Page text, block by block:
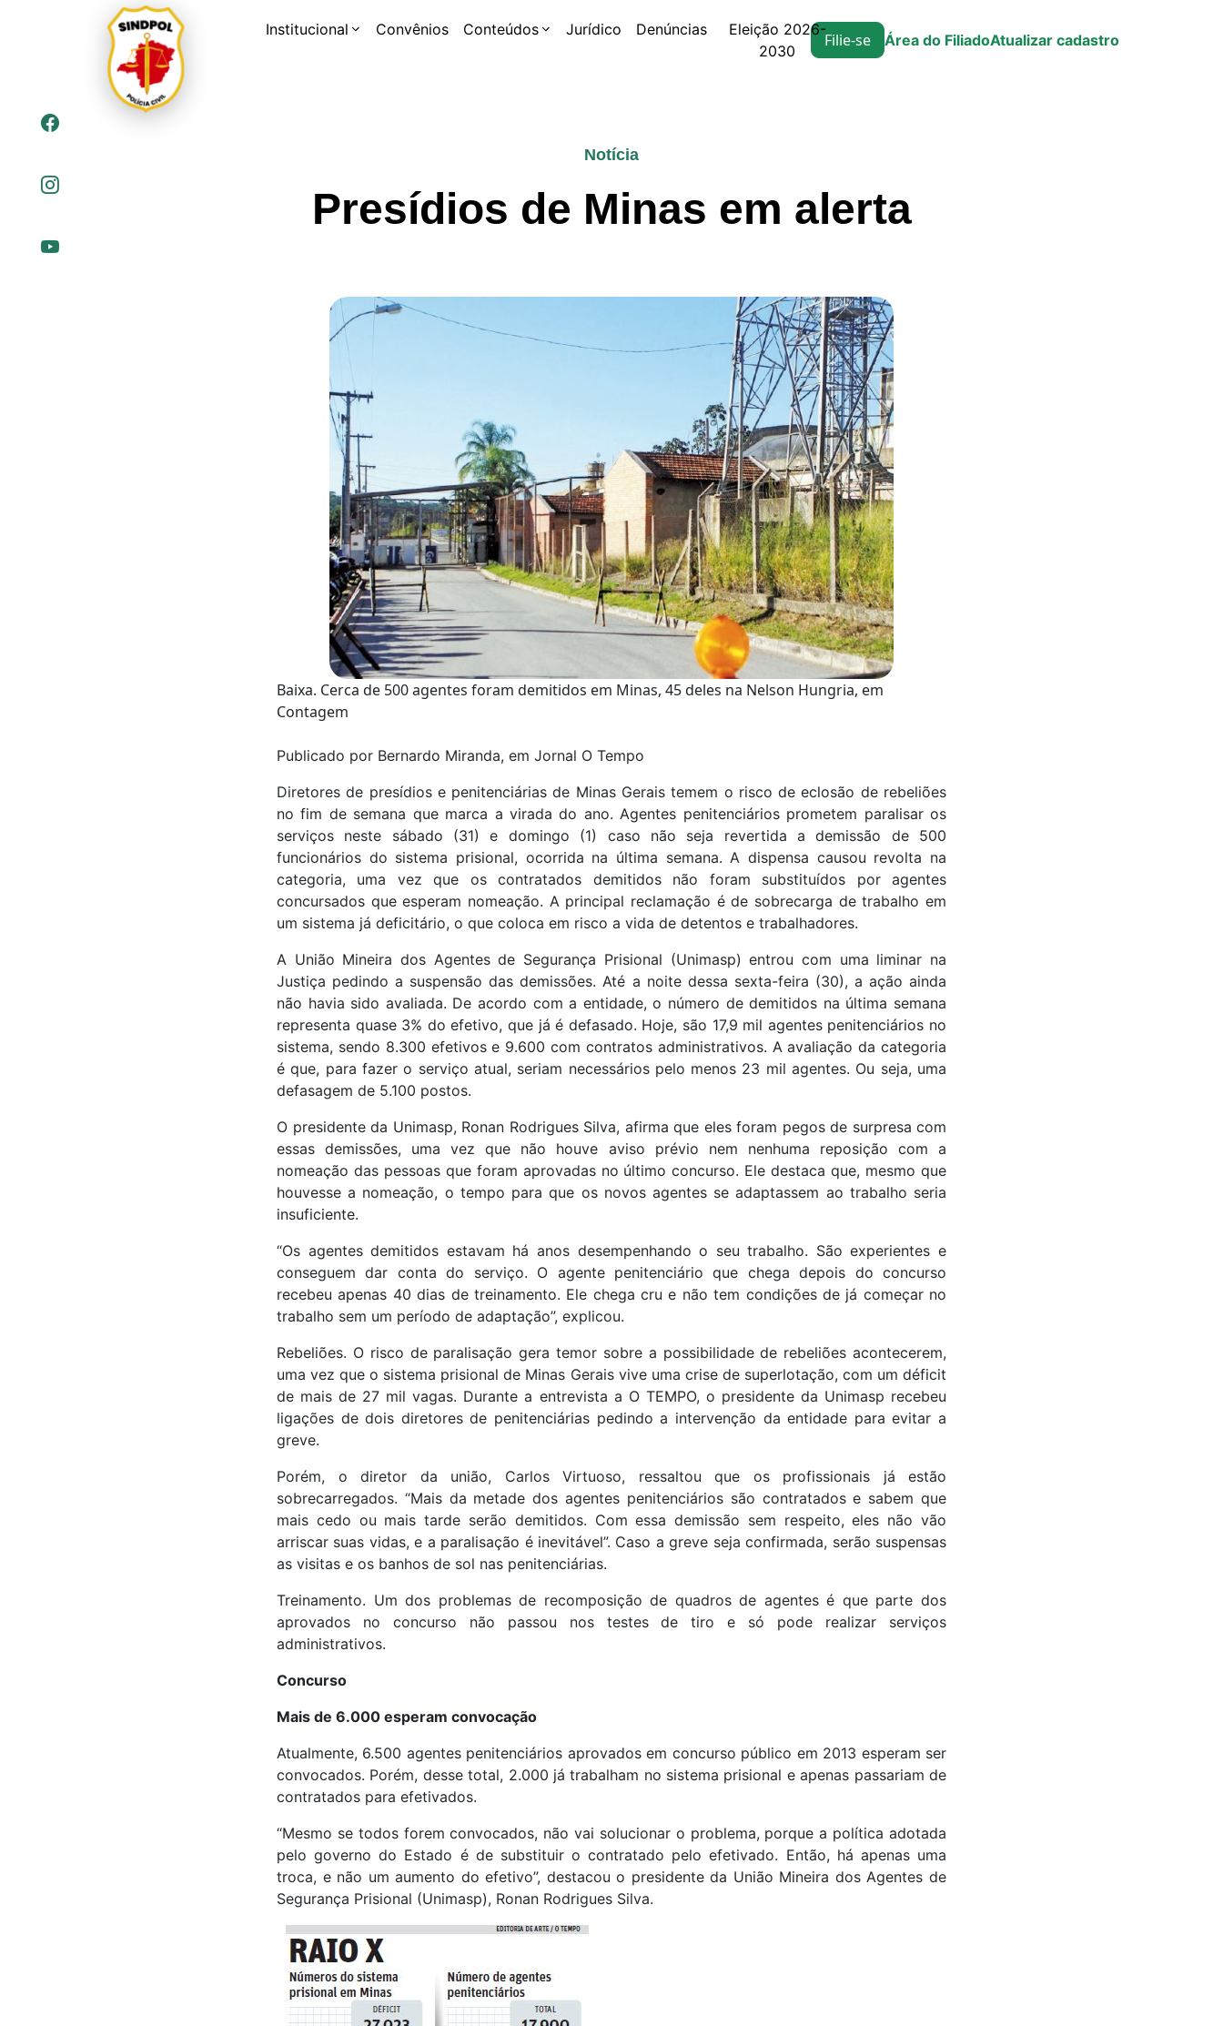
Institucional Convênios Conteúdos Jurídico Denúncias
Eleição 2026-
2030
Filie-se Área do FiliadoAtualizar cadastro
Notícia
Presídios de Minas em alerta
Baixa. Cerca de 500 agentes foram demitidos em Minas, 45 deles na Nelson Hungria, em
Contagem
Publicado por Bernardo Miranda, em Jornal O Tempo
Diretores de presídios e penitenciárias de Minas Gerais temem o risco de eclosão de rebeliões
no fim de semana que marca a virada do ano. Agentes penitenciários prometem paralisar os
serviços neste sábado (31) e domingo (1) caso não seja revertida a demissão de 500
funcionários do sistema prisional, ocorrida na última semana. A dispensa causou revolta na
categoria, uma vez que os contratados demitidos não foram substituídos por agentes
concursados que esperam nomeação. A principal reclamação é de sobrecarga de trabalho em
um sistema já deficitário, o que coloca em risco a vida de detentos e trabalhadores.
A União Mineira dos Agentes de Segurança Prisional (Unimasp) entrou com uma liminar na
Justiça pedindo a suspensão das demissões. Até a noite dessa sexta-feira (30), a ação ainda
não havia sido avaliada. De acordo com a entidade, o número de demitidos na última semana
representa quase 3% do efetivo, que já é defasado. Hoje, são 17,9 mil agentes penitenciários no
sistema, sendo 8.300 efetivos e 9.600 com contratos administrativos. A avaliação da categoria
é que, para fazer o serviço atual, seriam necessários pelo menos 23 mil agentes. Ou seja, uma
defasagem de 5.100 postos.
O presidente da Unimasp, Ronan Rodrigues Silva, afirma que eles foram pegos de surpresa com
essas demissões, uma vez que não houve aviso prévio nem nenhuma reposição com a
nomeação das pessoas que foram aprovadas no último concurso. Ele destaca que, mesmo que
houvesse a nomeação, o tempo para que os novos agentes se adaptassem ao trabalho seria
insuficiente.
“Os agentes demitidos estavam há anos desempenhando o seu trabalho. São experientes e
conseguem dar conta do serviço. O agente penitenciário que chega depois do concurso
recebeu apenas 40 dias de treinamento. Ele chega cru e não tem condições de já começar no
trabalho sem um período de adaptação”, explicou.
Rebeliões. O risco de paralisação gera temor sobre a possibilidade de rebeliões acontecerem,
uma vez que o sistema prisional de Minas Gerais vive uma crise de superlotação, com um déficit
de mais de 27 mil vagas. Durante a entrevista a O TEMPO, o presidente da Unimasp recebeu
ligações de dois diretores de penitenciárias pedindo a intervenção da entidade para evitar a
greve.
Porém, o diretor da união, Carlos Virtuoso, ressaltou que os profissionais já estão
sobrecarregados. “Mais da metade dos agentes penitenciários são contratados e sabem que
mais cedo ou mais tarde serão demitidos. Com essa demissão sem respeito, eles não vão
arriscar suas vidas, e a paralisação é inevitável”. Caso a greve seja confirmada, serão suspensas
as visitas e os banhos de sol nas penitenciárias.
Treinamento. Um dos problemas de recomposição de quadros de agentes é que parte dos
aprovados no concurso não passou nos testes de tiro e só pode realizar serviços
administrativos.
Concurso
Mais de 6.000 esperam convocação
Atualmente, 6.500 agentes penitenciários aprovados em concurso público em 2013 esperam ser
convocados. Porém, desse total, 2.000 já trabalham no sistema prisional e apenas passariam de
contratados para efetivados.
“Mesmo se todos forem convocados, não vai solucionar o problema, porque a política adotada
pelo governo do Estado é de substituir o contratado pelo efetivado. Então, há apenas uma
troca, e não um aumento do efetivo”, destacou o presidente da União Mineira dos Agentes de
Segurança Prisional (Unimasp), Ronan Rodrigues Silva.